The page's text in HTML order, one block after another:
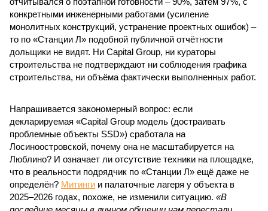
конкретными инженерными работами (усиление
монолитных конструкций, устранение проектных ошибок) –
то по «Станции Л» подобной публичной отчётности
дольщики не видят. Ни Capital Group, ни кураторы
строительства не подтверждают ни соблюдения графика
строительства, ни объёма фактически выполненных работ.
Напрашивается закономерный вопрос: если
декларируемая «Capital Group модель (достраивать
проблемные объекты SSD») сработала на
Лосиноостровской, почему она не масштабируется на
Люблино? И означает ли отсутствие техники на площадке,
что в реальности подрядчик по «Станции Л» ещё даже не
определён? Митинги и палаточные лагеря у объекта в
2025–2026 годах, похоже, не изменили ситуацию. «В